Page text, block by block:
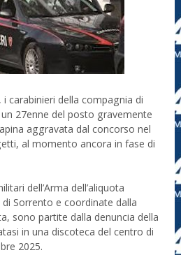
carabinieri della compagnia di
27enne del posto gravemente
aggravata dal concorso nel
al momento ancora in fase di
dell’Arma dell’aliquota
Sorrento e coordinate dalla
sono partite dalla denuncia della
in una discoteca del centro di
2025.